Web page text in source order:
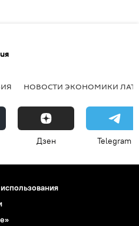
НОВОСТИ ЭКОНОМИКИ
Дзен Telegram